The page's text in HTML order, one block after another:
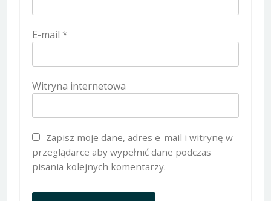
E-mail *
Witryna internetowa
Zapisz moje dane, adres e-mail i witrynę w
przeglądarce aby wypełnić dane podczas
pisania kolejnych komentarzy.